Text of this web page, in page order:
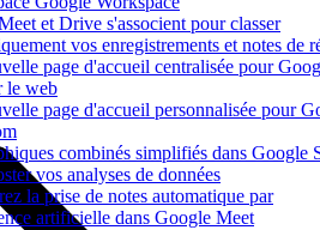
et Drive s'associent pour classer
vos enregistrements et notes de
page d'accueil centralisée pour
le web
page d'accueil personnalisée pour
combinés simplifiés dans Google
vos analyses de données
la prise de notes automatique par
artificielle dans Google Meet